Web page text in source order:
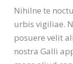
Nihilne te
urbis vigiliae.
posuere velit
nostra Galli